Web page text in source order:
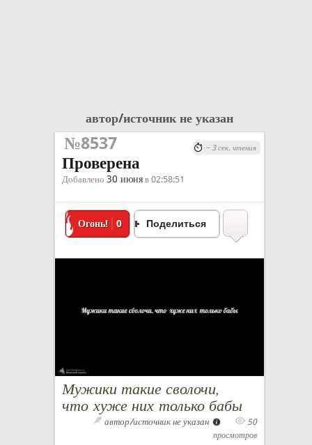
автор/источник не указан
№8537
Проверена
Добавлено 30 июня в 02:58:51
Огонь! 0 Поделиться
Мужики такие сволочи,
что хуже них только бабы
автор/источник не указан
50
просмотров
~ 3 сек. чтения